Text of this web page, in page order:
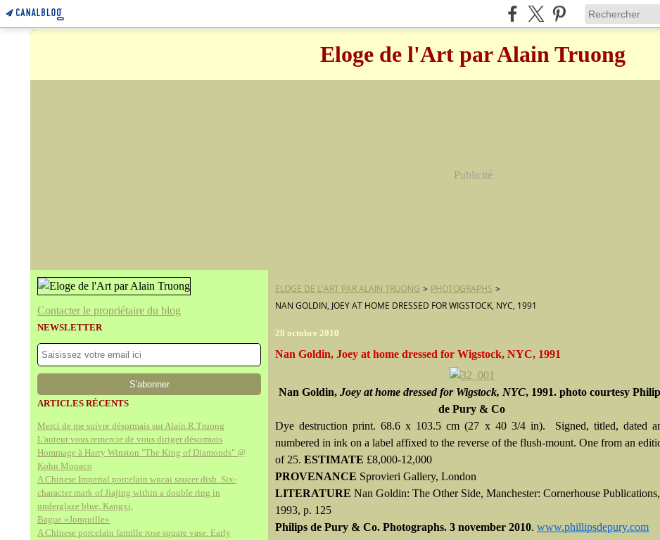
Eloge de l'Art par Alain Truong
Publicité
Contacter le propriétaire du blog
NEWSLETTER
ARTICLES RÉCENTS
Merci de me suivre désormais sur Alain.R.Truong
L'auteur vous remercie de vous diriger désormais
Hommage à Harry Winston "The King of Diamonds" @
Kohn Monaco
A Chinese Imperial porcelain wucai saucer dish. Six-
character mark of Jiajing within a double ring in
underglaze blue, Kangxi,
Bague «Jonquille»
A Chinese porcelain famille rose square vase. Early
ELOGE DE L'ART PAR ALAIN TRUONG > PHOTOGRAPHS >
NAN GOLDIN, JOEY AT HOME DRESSED FOR WIGSTOCK, NYC, 1991
28 octobre 2010
Nan Goldin, Joey at home dressed for Wigstock, NYC, 1991
Nan Goldin, Joey at home dressed for Wigstock, NYC, 1991. photo courtesy
de Pury & Co
Dye destruction print. 68.6 x 103.5 cm (27 x 40 3/4 in). Signed, titled, dated
numbered in ink on a label affixed to the reverse of the flush-mount. One from an
of 25. ESTIMATE £8,000-12,000
PROVENANCE Sprovieri Gallery, London
LITERATURE Nan Goldin: The Other Side, Manchester: Cornerhouse Publications,
1993, p. 125
Philips de Pury & Co. Photographs. 3 november 2010. www.phillipsdepury.com